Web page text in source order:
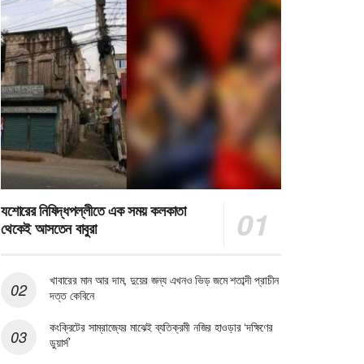
যশোরের নিষিদ্ধপল্লীতে এক সময় কলকাতা
থেকেই আসতেন বাবুরা
খাবারের মান আর দাম, দুয়ের জন্য এখনও ভিড় জমে শতাব্দী প্রাচীন
দত্ত কেবিনে
কংক্রিটের সাম্রাজ্যের মাঝেই ব্যতিক্রমী নজির হাওড়ার ‘দক্ষিণের
ডুয়ার্স’